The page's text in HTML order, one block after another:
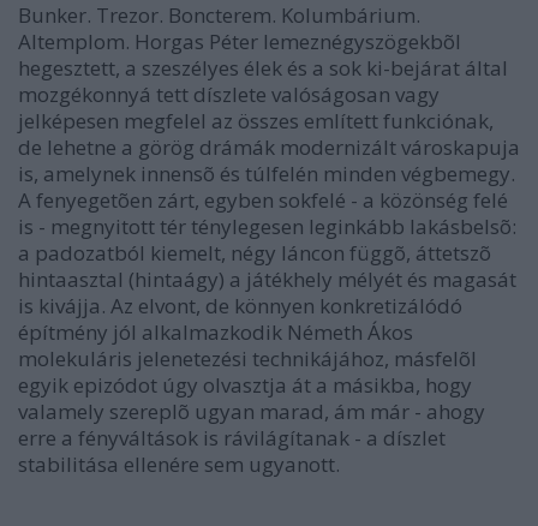
Bunker. Trezor. Boncterem. Kolumbárium.
Altemplom. Horgas Péter lemeznégyszögekbõl
hegesztett, a szeszélyes élek és a sok ki-bejárat által
mozgékonnyá tett díszlete valóságosan vagy
jelképesen megfelel az összes említett funkciónak,
de lehetne a görög drámák modernizált városkapuja
is, amelynek innensõ és túlfelén minden végbemegy.
A fenyegetõen zárt, egyben sokfelé - a közönség felé
is - megnyitott tér ténylegesen leginkább lakásbelsõ:
a padozatból kiemelt, négy láncon függõ, áttetszõ
hintaasztal (hintaágy) a játékhely mélyét és magasát
is kivájja. Az elvont, de könnyen konkretizálódó
építmény jól alkalmazkodik Németh Ákos
molekuláris jelenetezési technikájához, másfelõl
egyik epizódot úgy olvasztja át a másikba, hogy
valamely szereplõ ugyan marad, ám már - ahogy
erre a fényváltások is rávilágítanak - a díszlet
stabilitása ellenére sem ugyanott.